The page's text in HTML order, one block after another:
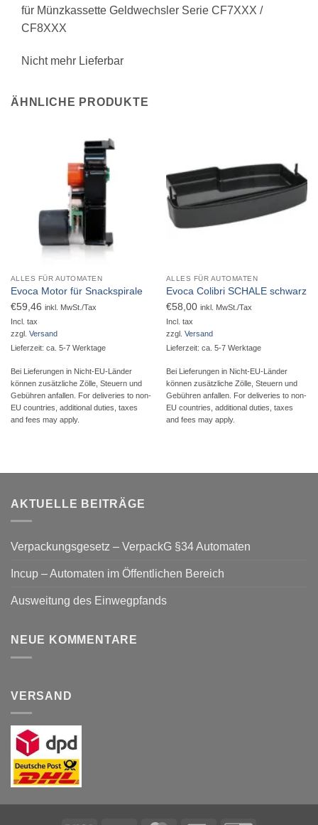
für Münzkassette Geldwechsler Serie CF7XXX /
CF8XXX
Nicht mehr Lieferbar
ÄHNLICHE PRODUKTE
ALLES FÜR AUTOMATEN
Evoca Motor für Snackspirale
€59,46 inkl. MwSt./Tax
Incl. tax
zzgl. Versand
Lieferzeit: ca. 5-7 Werktage
Bei Lieferungen in Nicht-EU-Länder
können zusätzliche Zölle, Steuern und
Gebühren anfallen. For deliveries to non-
EU countries, additional duties, taxes
and fees may apply.
ALLES FÜR AUTOMATEN
Evoca Colibri SCHALE schwarz
€58,00 inkl. MwSt./Tax
Incl. tax
zzgl. Versand
Lieferzeit: ca. 5-7 Werktage
Bei Lieferungen in Nicht-EU-Länder
können zusätzliche Zölle, Steuern und
Gebühren anfallen. For deliveries to non-
EU countries, additional duties, taxes
and fees may apply.
AKTUELLE BEITRÄGE
Verpackungsgesetz – VerpackG §34 Automaten
Incup – Automaten im Öffentlichen Bereich
Ausweitung des Einwegpfands
NEUE KOMMENTARE
VERSAND